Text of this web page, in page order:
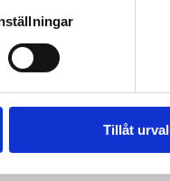
Tillåt urval